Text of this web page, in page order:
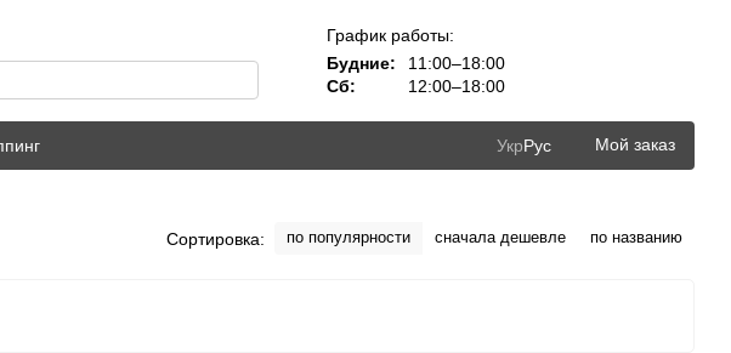
График работы:
Будние:
11:00–18:00
Сб:
12:00–18:00
УкрРус Мой заказ
Сортировка: по популярности сначала дешевле по названию